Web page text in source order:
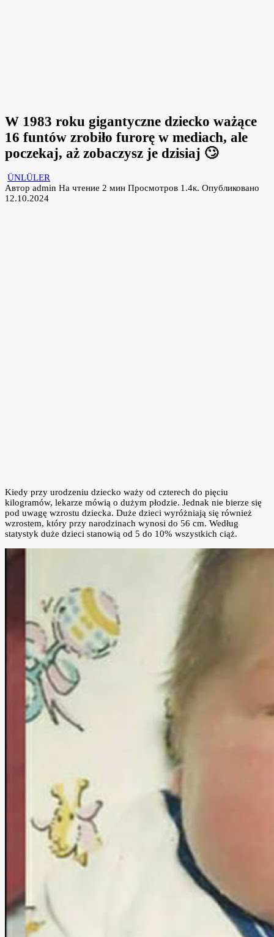
W 1983 roku gigantyczne dziecko ważące
16 funtów zrobiło furorę w mediach, ale
poczekaj, aż zobaczysz je dzisiaj 🙄
ÜNLÜLER
Автор admin На чтение 2 мин Просмотров 1.4к. Опубликовано
12.10.2024
Kiedy przy urodzeniu dziecko waży od czterech do pięciu
kilogramów, lekarze mówią o dużym płodzie. Jednak nie bierze się
pod uwagę wzrostu dziecka. Duże dzieci wyróżniają się również
wzrostem, który przy narodzinach wynosi do 56 cm. Według
statystyk duże dzieci stanowią od 5 do 10% wszystkich ciąż.